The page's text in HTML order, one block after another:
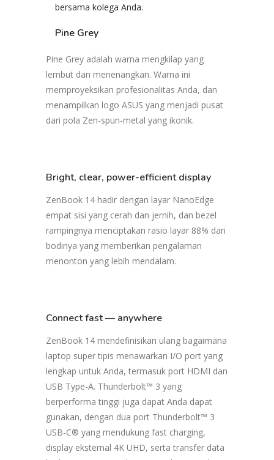
bersama kolega Anda.
Pine Grey
Pine Grey adalah warna mengkilap yang
lembut dan menenangkan. Warna ini
memproyeksikan profesionalitas Anda, dan
menampilkan logo ASUS yang menjadi pusat
dari pola Zen-spun-metal yang ikonik.
Bright, clear, power-efficient display
ZenBook 14 hadir dengan layar NanoEdge
empat sisi yang cerah dan jernih, dan bezel
rampingnya menciptakan rasio layar 88% dari
bodinya yang memberikan pengalaman
menonton yang lebih mendalam.
Connect fast — anywhere
ZenBook 14 mendefinisikan ulang bagaimana
laptop super tipis menawarkan I/O port yang
lengkap untuk Anda, termasuk port HDMI dan
USB Type-A. Thunderbolt™ 3 yang
berperforma tinggi juga dapat Anda dapat
gunakan, dengan dua port Thunderbolt™ 3
USB-C® yang mendukung fast charging,
display eksternal 4K UHD, serta transfer data